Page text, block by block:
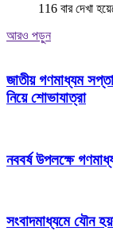
116 বার দেখা
আরও পড়ুন
জাতীয় গণমাধ্যম
নিয়ে শোভাযাত্রা
নববর্ষ উপলক্ষে
সংবাদমাধ্যমে যৌন